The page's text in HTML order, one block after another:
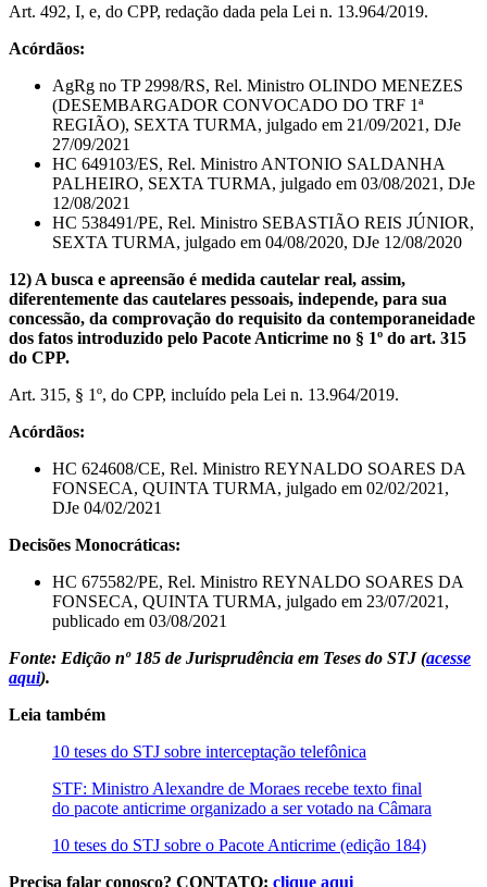
Art. 492, I, e, do CPP, redação dada pela Lei n. 13.964/2019.
Acórdãos:
AgRg no TP 2998/RS, Rel. Ministro OLINDO MENEZES
(DESEMBARGADOR CONVOCADO DO TRF 1ª
REGIÃO), SEXTA TURMA, julgado em 21/09/2021, DJe
27/09/2021
HC 649103/ES, Rel. Ministro ANTONIO SALDANHA
PALHEIRO, SEXTA TURMA, julgado em 03/08/2021, DJe
12/08/2021
HC 538491/PE, Rel. Ministro SEBASTIÃO REIS JÚNIOR,
SEXTA TURMA, julgado em 04/08/2020, DJe 12/08/2020
12) A busca e apreensão é medida cautelar real, assim,
diferentemente das cautelares pessoais, independe, para sua
concessão, da comprovação do requisito da contemporaneidade
dos fatos introduzido pelo Pacote Anticrime no § 1º do art. 315
do CPP.
Art. 315, § 1º, do CPP, incluído pela Lei n. 13.964/2019.
Acórdãos:
HC 624608/CE, Rel. Ministro REYNALDO SOARES DA
FONSECA, QUINTA TURMA, julgado em 02/02/2021,
DJe 04/02/2021
Decisões Monocráticas:
HC 675582/PE, Rel. Ministro REYNALDO SOARES DA
FONSECA, QUINTA TURMA, julgado em 23/07/2021,
publicado em 03/08/2021
Fonte: Edição nº 185 de Jurisprudência em Teses do STJ (acesse
aqui).
Leia também
10 teses do STJ sobre interceptação telefônica
STF: Ministro Alexandre de Moraes recebe texto final
do pacote anticrime organizado a ser votado na Câmara
10 teses do STJ sobre o Pacote Anticrime (edição 184)
Precisa falar conosco? CONTATO: clique aqui